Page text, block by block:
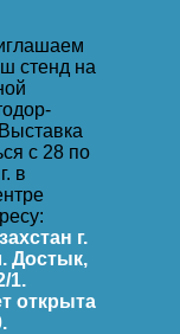
стенд на
с 28 по
в
г.
Достык,
1.
открыта